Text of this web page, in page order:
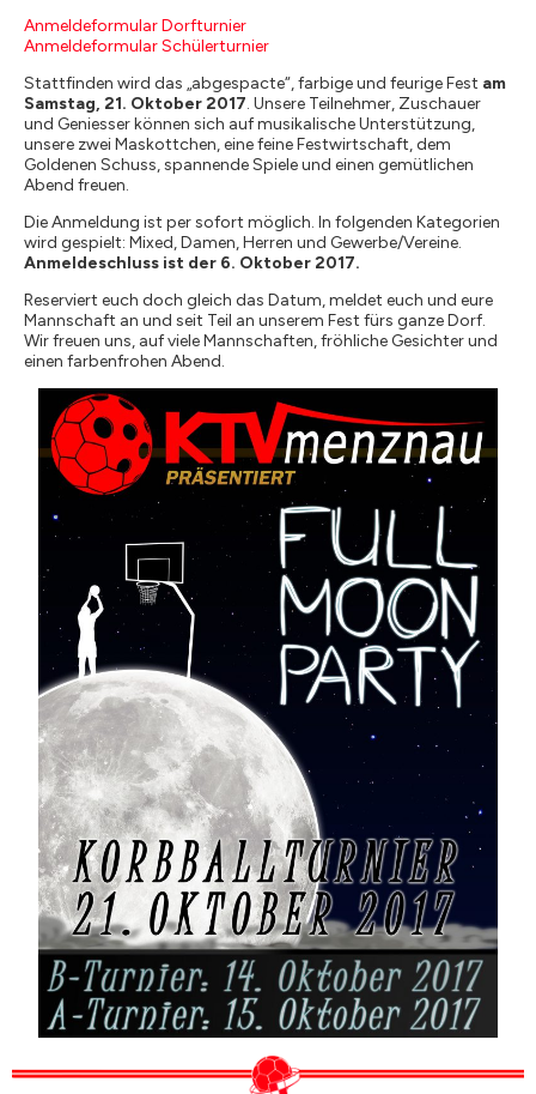
Anmeldeformular Dorfturnier
Anmeldeformular Schülerturnier
Stattfinden wird das „abgespacte“, farbige und feurige Fest am
Samstag, 21. Oktober 2017. Unsere Teilnehmer, Zuschauer
und Geniesser können sich auf musikalische Unterstützung,
unsere zwei Maskottchen, eine feine Festwirtschaft, dem
Goldenen Schuss, spannende Spiele und einen gemütlichen
Abend freuen.
Die Anmeldung ist per sofort möglich. In folgenden Kategorien
wird gespielt: Mixed, Damen, Herren und Gewerbe/Vereine.
Anmeldeschluss ist der 6. Oktober 2017.
Reserviert euch doch gleich das Datum, meldet euch und eure
Mannschaft an und seit Teil an unserem Fest fürs ganze Dorf.
Wir freuen uns, auf viele Mannschaften, fröhliche Gesichter und
einen farbenfrohen Abend.